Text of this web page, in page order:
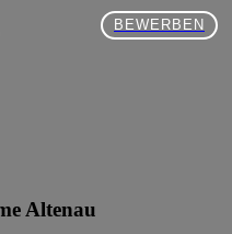
BEWERBEN
Altenau